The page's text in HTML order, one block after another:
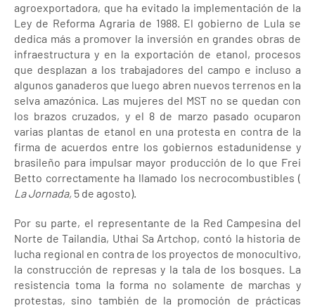
agroexportadora, que ha evitado la implementación de la
Ley de Reforma Agraria de 1988. El gobierno de Lula se
dedica más a promover la inversión en grandes obras de
infraestructura y en la exportación de etanol, procesos
que desplazan a los trabajadores del campo e incluso a
algunos ganaderos que luego abren nuevos terrenos en la
selva amazónica. Las mujeres del MST no se quedan con
los brazos cruzados, y el 8 de marzo pasado ocuparon
varias plantas de etanol en una protesta en contra de la
firma de acuerdos entre los gobiernos estadunidense y
brasileño para impulsar mayor producción de lo que Frei
Betto correctamente ha llamado los necrocombustibles (
La Jornada, 5 de agosto).
Por su parte, el representante de la Red Campesina del
Norte de Tailandia, Uthai Sa Artchop, contó la historia de
lucha regional en contra de los proyectos de monocultivo,
la construcción de represas y la tala de los bosques. La
resistencia toma la forma no solamente de marchas y
protestas, sino también de la promoción de prácticas